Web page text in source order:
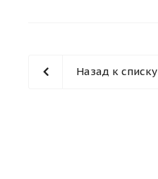
Назад к списку